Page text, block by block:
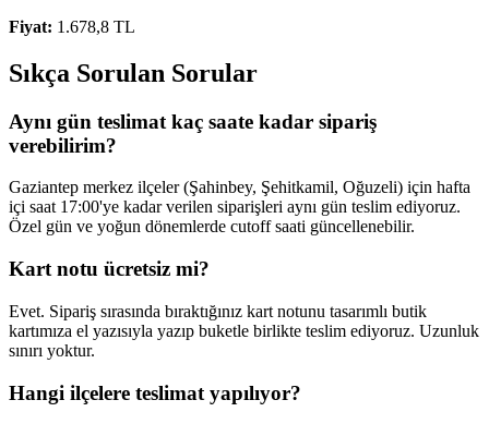
Fiyat: 1.678,8 TL
Sıkça Sorulan Sorular
Aynı gün teslimat kaç saate kadar sipariş
verebilirim?
Gaziantep merkez ilçeler (Şahinbey, Şehitkamil, Oğuzeli) için hafta
içi saat 17:00'ye kadar verilen siparişleri aynı gün teslim ediyoruz.
Özel gün ve yoğun dönemlerde cutoff saati güncellenebilir.
Kart notu ücretsiz mi?
Evet. Sipariş sırasında bıraktığınız kart notunu tasarımlı butik
kartımıza el yazısıyla yazıp buketle birlikte teslim ediyoruz. Uzunluk
sınırı yoktur.
Hangi ilçelere teslimat yapılıyor?